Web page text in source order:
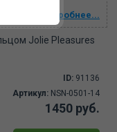
Подробнее...
Jolie Pleasures
ID: 91136
Артикул: NSN-0501-14
1450 руб.